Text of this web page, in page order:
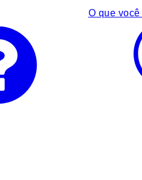
O que